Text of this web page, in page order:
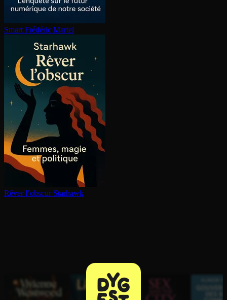
Smart Frédéric Martel
Rêver l’obscur Starhawk